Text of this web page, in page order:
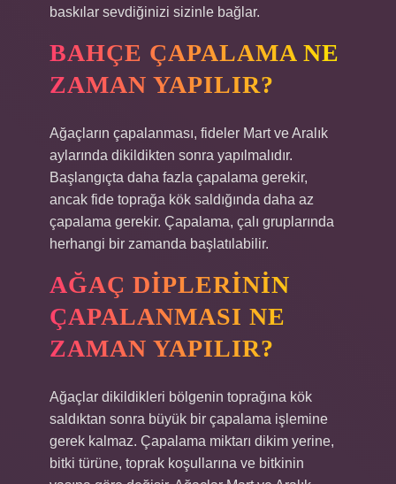
baskılar sevdiğinizi sizinle bağlar.
BAHÇE ÇAPALAMA NE
ZAMAN YAPILIR?
Ağaçların çapalanması, fideler Mart ve Aralık
aylarında dikildikten sonra yapılmalıdır.
Başlangıçta daha fazla çapalama gerekir,
ancak fide toprağa kök saldığında daha az
çapalama gerekir. Çapalama, çalı gruplarında
herhangi bir zamanda başlatılabilir.
AĞAÇ DIPLERININ
ÇAPALANMASI NE
ZAMAN YAPILIR?
Ağaçlar dikildikleri bölgenin toprağına kök
saldıktan sonra büyük bir çapalama işlemine
gerek kalmaz. Çapalama miktarı dikim yerine,
bitki türüne, toprak koşullarına ve bitkinin